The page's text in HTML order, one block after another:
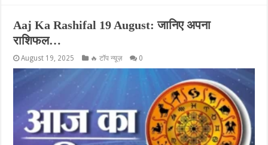
Aaj Ka Rashifal 19 August: जानिए अपना
राशिफल…
August 19, 2025 🔥 टॉप न्यूज़ 0